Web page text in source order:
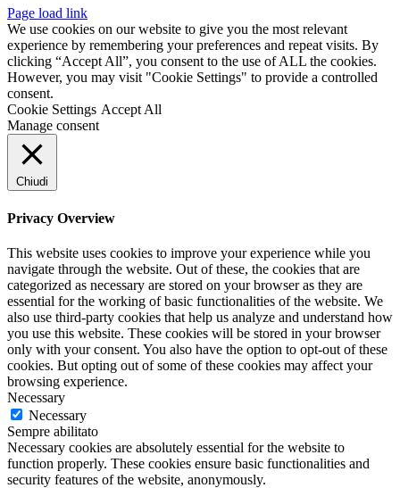
Page load link
We use cookies on our website to give you the most relevant
experience by remembering your preferences and repeat visits. By
clicking “Accept All”, you consent to the use of ALL the cookies.
However, you may visit "Cookie Settings" to provide a controlled
consent.
Cookie Settings Accept All
Manage consent
Chiudi
Privacy Overview
This website uses cookies to improve your experience while you
navigate through the website. Out of these, the cookies that are
categorized as necessary are stored on your browser as they are
essential for the working of basic functionalities of the website. We
also use third-party cookies that help us analyze and understand how
you use this website. These cookies will be stored in your browser
only with your consent. You also have the option to opt-out of these
cookies. But opting out of some of these cookies may affect your
browsing experience.
Necessary
Necessary
Sempre abilitato
Necessary cookies are absolutely essential for the website to
function properly. These cookies ensure basic functionalities and
security features of the website, anonymously.